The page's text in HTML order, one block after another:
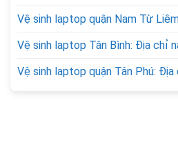
Vệ sinh laptop quận Nam Từ
Vệ sinh laptop Tân Bình: Địa chỉ
Vệ sinh laptop quận Tân Phú: